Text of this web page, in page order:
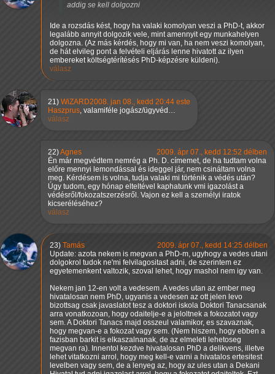
addig se kell dolgozni
Ide a rozsdás kést, hogy ha valaki komolyan veszi a PhD-t, akkor
legalább annyit dolgozik vele, mint amennyit egy munkahelyen
dolgozna. (Az más kérdés, hogy mi van, ha nem veszi komolyan,
de hát elvileg pont a felvételi eljárás lenne hivatott az ilyen
embereket költségtérítésés PhD-képzésre küldeni).
válasz
21) WiZARD2008. jan 08., kedd 20:44 este
Haszprus, valamiféle jogász/ügyvéd…
válasz
22)Agnes
2009. ápr 07., kedd 12:52 délben
Én már megvédtem nemrég a Ph. D. címemet, de ha tudtam volna
előre mennyi lemondással és ideggel jár, nem csináltam volna
meg. Kérdésem is volna, tudja valaki mi történik a védés után?
Úgy tudom, egy hónap elteltével kaphatunk vmi igazolást a
védésről/fokozatszerzésről. Vajon ez kell a személyi iratok
kicseréléséhez?
válasz
23) Tamás
2009. ápr 07., kedd 14:25 délben
Update: azota nekem is megvan a PhD-m, ugyhogy a vedes utani
dolgokrol tudok ne'mi felvilagositast adni, de szerintem ez
egyetemenkent valtozik, szoval lehet, hogy mashol nem igy van.
Nekem jan 12-en volt a vedesem. A vedes utan az ember meg
hivatalosan nem PhD, ugyanis a vedesen az ott jelen levo
bizottsag csak javaslatot tesz a doktori iskola Doktori Tanacsanak
arra vonatkozoan, hogy odaitelje-e a jeloltnek a fokozatot vagy
sem. A Doktori Tanacs majd osszeul valamikor, es szavaznak,
hogy megvan-e a fokozat vagy sem. (Nem hiszem, hogy ebben a
fazisban barkit is elkaszalnanak, de az elmeleti lehetoseg
megvan ra). Innentol kezdve hivatalosan PhD a delikvens, illetve
lehet vitatkozni arrol, hogy meg kell-e varni a hivatalos ertesitest
levelben vagy sem, de a lenyeg az, hogy az ules utan a Dekani